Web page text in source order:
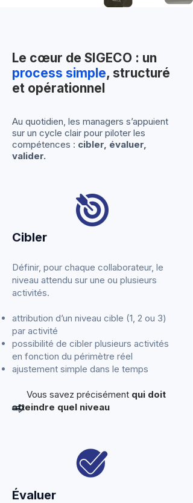
Le cœur de SIGECO : un
process simple, structuré
et opérationnel
Au quotidien, les managers s’appuient
sur un cycle clair pour piloter les
compétences : cibler, évaluer,
valider.
Cibler
Définir, pour chaque collaborateur, le
niveau attendu sur une ou plusieurs
activités.
attribution d’un niveau cible (1, 2 ou 3)
par activité
possibilité de cibler plusieurs activités
en fonction du périmètre réel
ajustement simple dans le temps
Vous savez précisément qui doit
atteindre quel niveau
​Évaluer